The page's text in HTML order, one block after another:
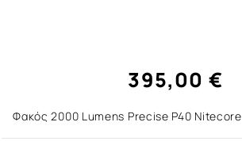
395,00 €
Φακός 2000 Lumens Precise P40 Nitecore